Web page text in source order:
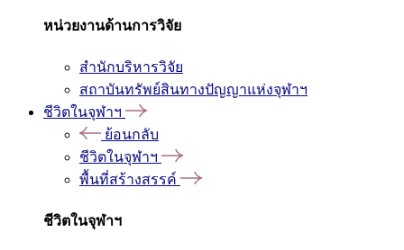
หน่วยงานด้านการวิจัย
สำนักบริหารวิจัย
สถาบันทรัพย์สินทางปัญญาแห่งจุฬาฯ
ชีวิตในจุฬาฯ
ย้อนกลับ
ชีวิตในจุฬาฯ
พื้นที่สร้างสรรค์
ชีวิตในจุฬาฯ